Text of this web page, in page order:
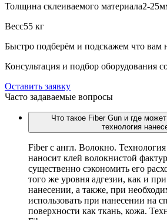
Толщина склеиваемого материала2-
Весс55 кг
Быстро подберём и подскажем что вам
Консультация и подбор оборудования
Оставить заявку
Часто задаваемые вопросы
Что такое Fiber Gun и где
технология
Fiber c англ. Волокно.
наносит клей волокнистой
существенно сэкономить его
того же уровня адгезии, как и
нанесении, а также, при
использовать при нанесении на
поверхности как ткань, кожа.